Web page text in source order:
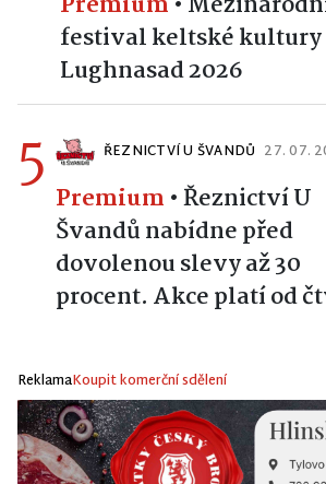
festival keltské kultury
Lughnasad 2026
5 ŘEZNICTVÍ U ŠVANDŮ 27. 07.
Premium •Řeznictví U
Švandů nabídne před
dovolenou slevy až 30
procent. Akce platí od
ReklamaKoupit komerční sdělení